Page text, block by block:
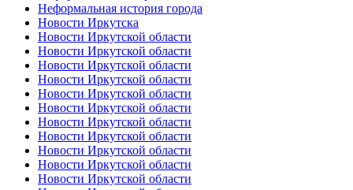
Неформальная история города
Новости Иркутска
Новости Иркутской области
Новости Иркутской области
Новости Иркутской области
Новости Иркутской области
Новости Иркутской области
Новости Иркутской области
Новости Иркутской области
Новости Иркутской области
Новости Иркутской области
Новости Иркутской области
Новости Иркутской области